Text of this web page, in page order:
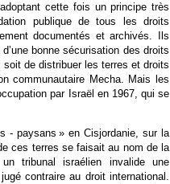
cette fois un principe très
publique de tous les droits
documentés et archivés. Ils
bonne sécurisation des droits
de distribuer les terres et droits
communautaire Mecha. Mais les
par Israël en 1967, qui se
- paysans » en Cisjordanie, sur la
ces terres se faisait au nom de la
tribunal israélien invalide une
contraire au droit international.